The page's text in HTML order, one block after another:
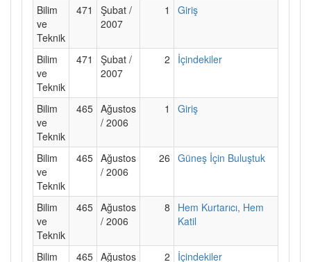
Bilim
ve
Teknik
471
Şubat /
2007
1 Giriş
Bilim
ve
Teknik
471
Şubat /
2007
2 İçindekiler
Bilim
ve
Teknik
465 Ağustos
/ 2006
1 Giriş
Bilim
ve
Teknik
465 Ağustos
/ 2006
26 Güneş İçin Buluştuk
Bilim
ve
Teknik
465 Ağustos
/ 2006
8
Hem Kurtarıcı, Hem
Katil
Bilim 465 Ağustos 2 İçindekiler